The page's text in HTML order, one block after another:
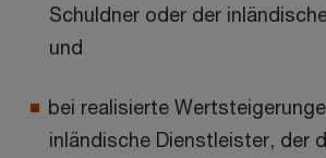
Schuldner oder der
und
bei realisierte
inländische Dienstleister, der